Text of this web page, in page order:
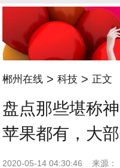
郴州在线 > 科技 > 正文
盘点那些堪称
苹果都有，大
2020-05-14 04:30:46 来源：